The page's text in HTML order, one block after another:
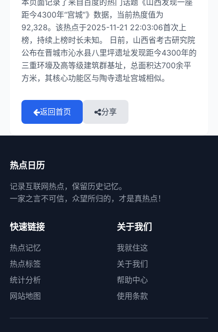
本页面记录了来自百度的热门话题《山西发现一座
距今4300年“宫城”》数据，当前热度值为
92,328。该热点于2025-11-21 22:03:06首次上
榜，持续上榜时长未知。 日前，山西省考古研究院
公布在晋城市沁水县八里坪遗址发现距今4300年的
三重环壕及高等级建筑群基址，总面积达700余平
方米，其核心功能区与陶寺遗址宫城相似。
返回首页 分享
热点日历
记录互联网热点，保留历史记忆。
一家之言不可信，众望所归的，才是真热点！
快速链接
热点记忆
热点标签
统计分析
网站地图
关于我们
我就住这
关于我们
帮助中心
使用条款